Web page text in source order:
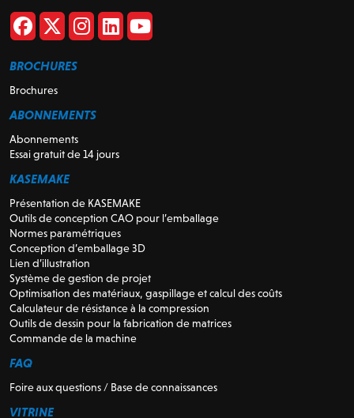
BROCHURES
Brochures
ABONNEMENTS
Abonnements
Essai gratuit de 14 jours
KASEMAKE
Présentation de KASEMAKE
Outils de conception CAO pour l’emballage
Normes paramétriques
Conception d’emballage 3D
Lien d’illustration
Système de gestion de projet
Optimisation des matériaux, gaspillage et calcul des coûts
Calculateur de résistance à la compression
Outils de dessin pour la fabrication de matrices
Commande de la machine
FAQ
Foire aux questions / Base de connaissances
VITRINE